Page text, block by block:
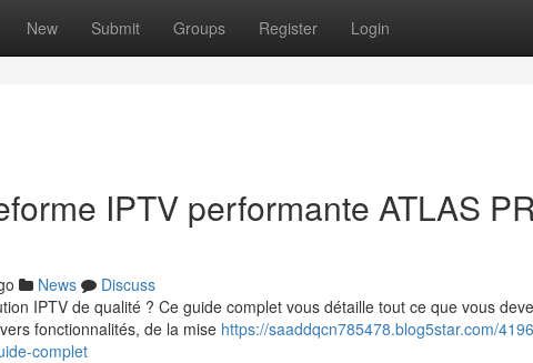
New Submit Groups Register Login
IPTV performante ATLAS
News
Discuss
IPTV de qualité ? Ce guide complet vous détaille tout ce que vous
fonctionnalités, de la mise https://saaddqcn785478.blog5star.com/
complet